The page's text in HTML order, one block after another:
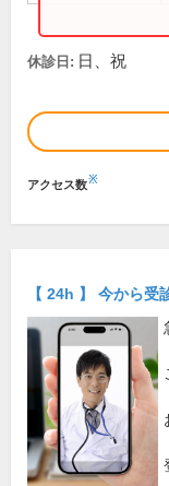
休診日: 日、祝
アクセス数※
【 24h 】 今から受